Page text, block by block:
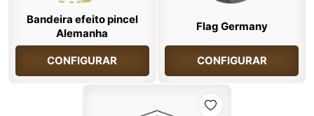
Bandeira efeito pincel
Alemanha
CONFIGURAR
Flag Germany
CONFIGURAR